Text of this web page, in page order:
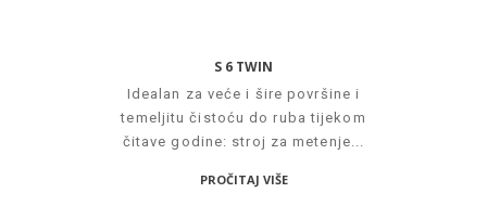
S 6 TWIN
Idealan za veće i šire površine i
temeljitu čistoću do ruba tijekom
čitave godine: stroj za metenje...
PROČITAJ VIŠE